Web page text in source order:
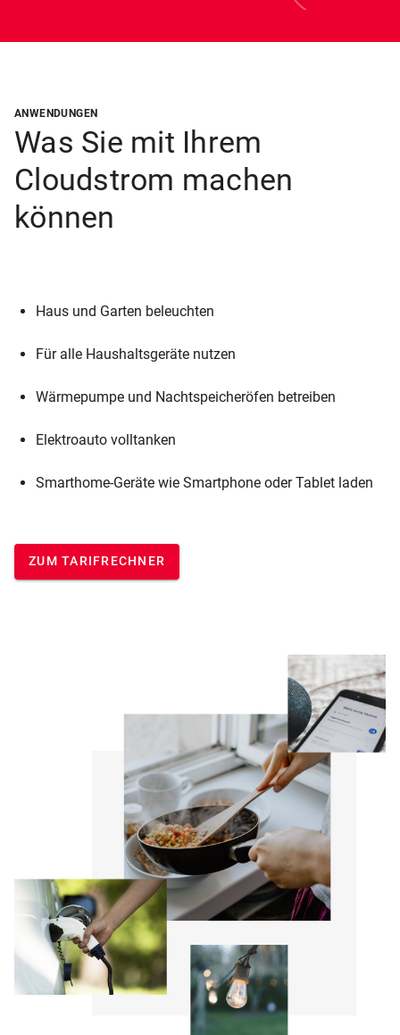
ANWENDUNGEN
Was Sie mit Ihrem
Cloudstrom machen
können
Haus und Garten beleuchten
Für alle Haushaltsgeräte nutzen
Wärmepumpe und Nachtspeicheröfen betreiben
Elektroauto volltanken
Smarthome-Geräte wie Smartphone oder Tablet laden
ZUM TARIFRECHNER